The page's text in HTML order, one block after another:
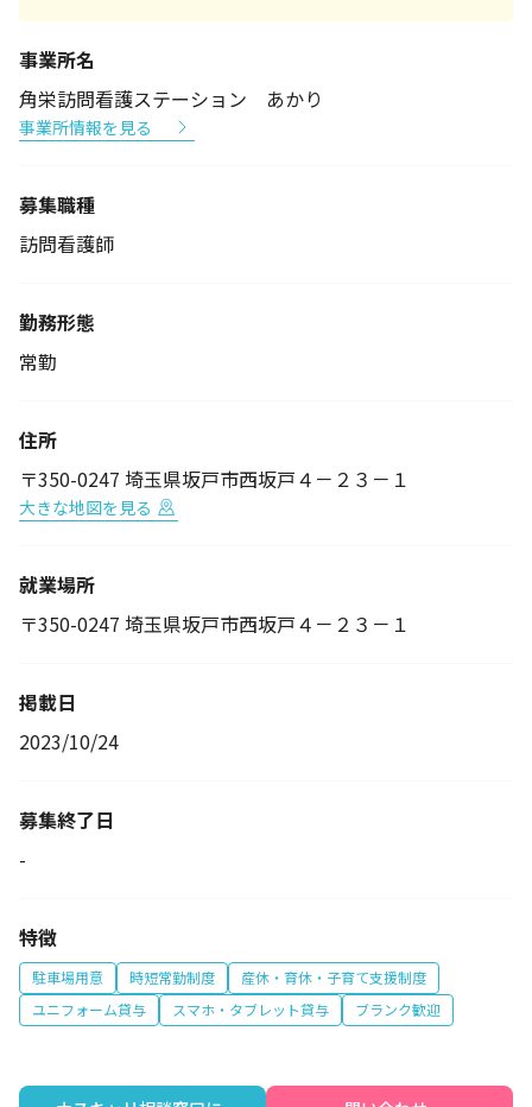
事業所名
角栄訪問看護ステーション あかり
事業所情報を見る
募集職種
訪問看護師
勤務形態
常勤
住所
〒350-0247 埼玉県坂戸市西坂戸４－２３－１
大きな地図を見る
就業場所
〒350-0247 埼玉県坂戸市西坂戸４－２３－１
掲載日
2023/10/24
募集終了日
-
特徴
駐車場用意 時短常勤制度
産休・育休・子育て支援制度
ユニフォーム貸与
スマホ・タブレット貸与 ブランク歓迎